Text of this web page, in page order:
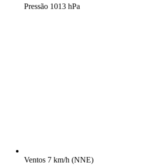
Pressão 1013 hPa
Ventos 7 km/h (NNE)